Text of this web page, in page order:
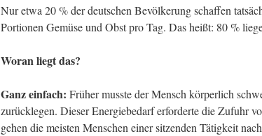
Nur etwa 20 % der deutschen Bevölkerung schaffen
Portionen Gemüse und Obst pro Tag. Das heißt: 80 %
Woran liegt das?
Ganz einfach: Früher musste der Mensch körperlich
zurücklegen. Dieser Energiebedarf erforderte die Zufuhr
gehen die meisten Menschen einer sitzenden Tätigkeit